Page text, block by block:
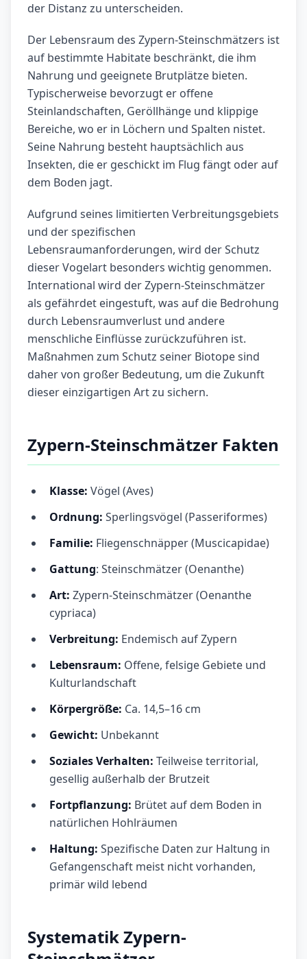
der Distanz zu unterscheiden.
Der Lebensraum des Zypern-Steinschmätzers ist
auf bestimmte Habitate beschränkt, die ihm
Nahrung und geeignete Brutplätze bieten.
Typischerweise bevorzugt er offene
Steinlandschaften, Geröllhänge und klippige
Bereiche, wo er in Löchern und Spalten nistet.
Seine Nahrung besteht hauptsächlich aus
Insekten, die er geschickt im Flug fängt oder auf
dem Boden jagt.
Aufgrund seines limitierten Verbreitungsgebiets
und der spezifischen
Lebensraumanforderungen, wird der Schutz
dieser Vogelart besonders wichtig genommen.
International wird der Zypern-Steinschmätzer
als gefährdet eingestuft, was auf die Bedrohung
durch Lebensraumverlust und andere
menschliche Einflüsse zurückzuführen ist.
Maßnahmen zum Schutz seiner Biotope sind
daher von großer Bedeutung, um die Zukunft
dieser einzigartigen Art zu sichern.
Zypern-Steinschmätzer Fakten
Klasse: Vögel (Aves)
Ordnung: Sperlingsvögel (Passeriformes)
Familie: Fliegenschnäpper (Muscicapidae)
Gattung: Steinschmätzer (Oenanthe)
Art: Zypern-Steinschmätzer (Oenanthe
cypriaca)
Verbreitung: Endemisch auf Zypern
Lebensraum: Offene, felsige Gebiete und
Kulturlandschaft
Körpergröße: Ca. 14,5–16 cm
Gewicht: Unbekannt
Soziales Verhalten: Teilweise territorial,
gesellig außerhalb der Brutzeit
Fortpflanzung: Brütet auf dem Boden in
natürlichen Hohlräumen
Haltung: Spezifische Daten zur Haltung in
Gefangenschaft meist nicht vorhanden,
primär wild lebend
Systematik Zypern-